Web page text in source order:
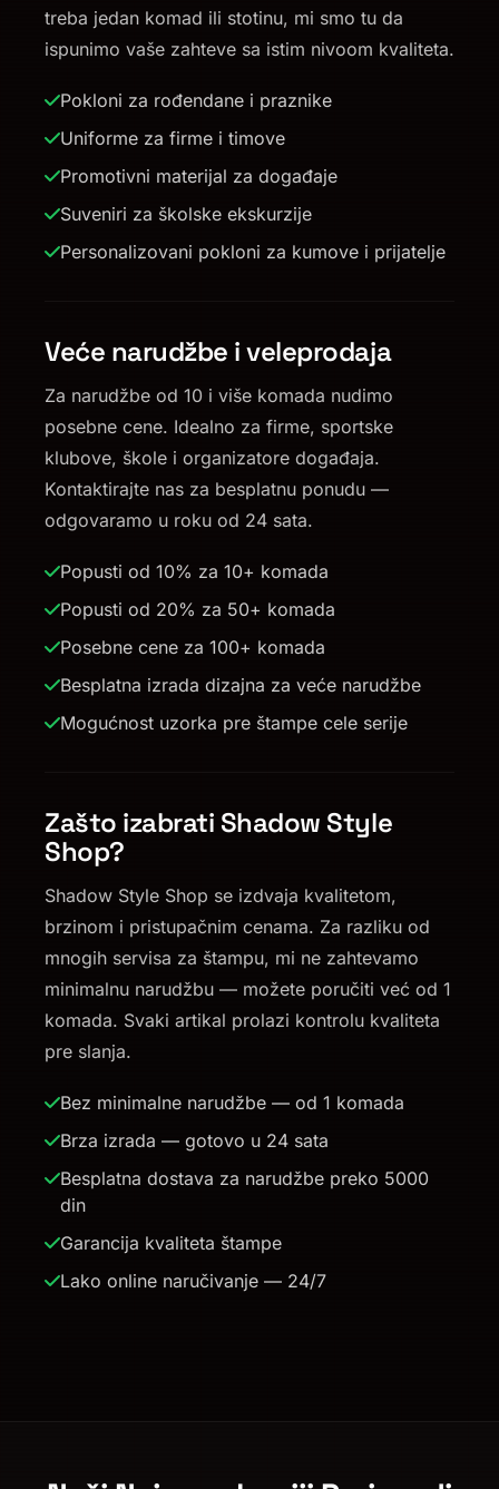
treba jedan komad ili stotinu, mi smo tu da
ispunimo vaše zahteve sa istim nivoom kvaliteta.
Pokloni za rođendane i praznike
Uniforme za firme i timove
Promotivni materijal za događaje
Suveniri za školske ekskurzije
Personalizovani pokloni za kumove i prijatelje
Veće narudžbe i veleprodaja
Za narudžbe od 10 i više komada nudimo
posebne cene. Idealno za firme, sportske
klubove, škole i organizatore događaja.
Kontaktirajte nas za besplatnu ponudu —
odgovaramo u roku od 24 sata.
Popusti od 10% za 10+ komada
Popusti od 20% za 50+ komada
Posebne cene za 100+ komada
Besplatna izrada dizajna za veće narudžbe
Mogućnost uzorka pre štampe cele serije
Zašto izabrati Shadow Style
Shop?
Shadow Style Shop se izdvaja kvalitetom,
brzinom i pristupačnim cenama. Za razliku od
mnogih servisa za štampu, mi ne zahtevamo
minimalnu narudžbu — možete poručiti već od 1
komada. Svaki artikal prolazi kontrolu kvaliteta
pre slanja.
Bez minimalne narudžbe — od 1 komada
Brza izrada — gotovo u 24 sata
Besplatna dostava za narudžbe preko 5000
din
Garancija kvaliteta štampe
Lako online naručivanje — 24/7